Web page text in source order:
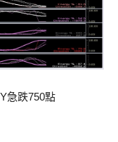
急跌750點